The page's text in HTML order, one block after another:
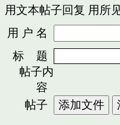
用文本帖子回复 用所
用 户 名
标 题
帖子内
容
帖子